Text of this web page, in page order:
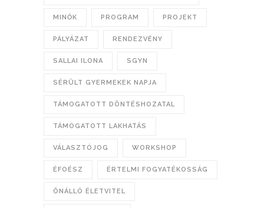
MINŐK PROGRAM PROJEKT
PÁLYÁZAT RENDEZVÉNY
SALLAI ILONA SGYN
SÉRÜLT GYERMEKEK NAPJA
TÁMOGATOTT DÖNTÉSHOZATAL
TÁMOGATOTT LAKHATÁS
VÁLASZTÓJOG WORKSHOP
ÉFOÉSZ ÉRTELMI FOGYATÉKOSSÁG
ÖNÁLLÓ ÉLETVITEL